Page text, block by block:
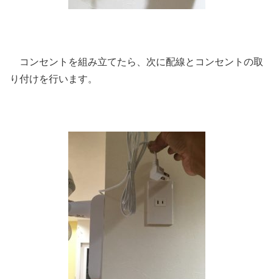
コンセントを組み立てたら、次に配線とコンセントの取
り付けを行います。